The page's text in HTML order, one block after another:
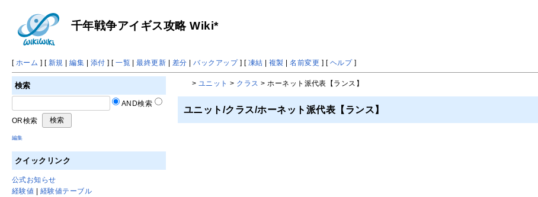
千年戦争アイギス攻略 Wiki*
[ ホーム ] [ 新規 |編集 | 添付 ] [一覧 |最終更新 | 差分 |バックアップ] [ 凍結 | 複製 |名前変更 ] [ ヘルプ]
> ユニット > クラス > ホーネット派代表【ランス】
ユニット/クラス/ホーネット派代表【ランス】
検索
AND検索
OR検索
編集
クイックリンク
公式お知らせ
経験値
経験値テーブル